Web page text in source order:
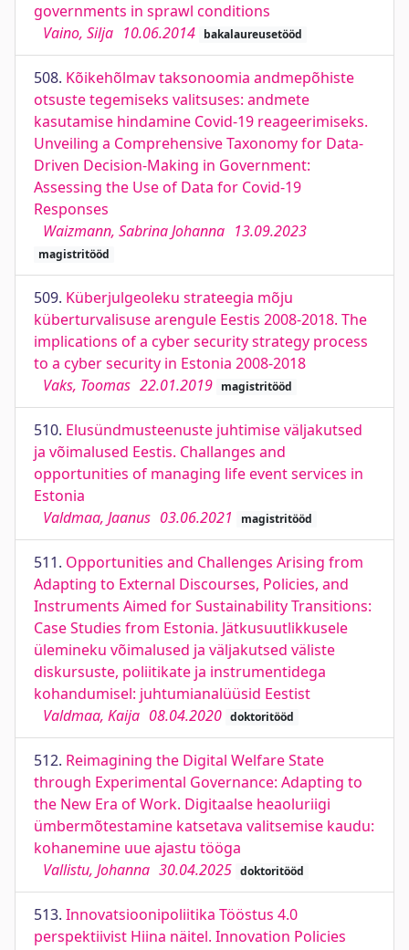
governments in sprawl conditions
Vaino, Silja 10.06.2014 bakalaureusetööd
508. Kõikehõlmav taksonoomia andmepõhiste
otsuste tegemiseks valitsuses: andmete
kasutamise hindamine Covid-19 reageerimiseks.
Unveiling a Comprehensive Taxonomy for Data-
Driven Decision-Making in Government:
Assessing the Use of Data for Covid-19
Responses
Waizmann, Sabrina Johanna 13.09.2023
magistritööd
509. Küberjulgeoleku strateegia mõju
küberturvalisuse arengule Eestis 2008-2018. The
implications of a cyber security strategy process
to a cyber security in Estonia 2008-2018
Vaks, Toomas 22.01.2019 magistritööd
510. Elusündmusteenuste juhtimise väljakutsed
ja võimalused Eestis. Challanges and
opportunities of managing life event services in
Estonia
Valdmaa, Jaanus 03.06.2021 magistritööd
511. Opportunities and Challenges Arising from
Adapting to External Discourses, Policies, and
Instruments Aimed for Sustainability Transitions:
Case Studies from Estonia. Jätkusuutlikkusele
ülemineku võimalused ja väljakutsed väliste
diskursuste, poliitikate ja instrumentidega
kohandumisel: juhtumianalüüsid Eestist
Valdmaa, Kaija 08.04.2020 doktoritööd
512. Reimagining the Digital Welfare State
through Experimental Governance: Adapting to
the New Era of Work. Digitaalse heaoluriigi
ümbermõtestamine katsetava valitsemise kaudu:
kohanemine uue ajastu tööga
Vallistu, Johanna 30.04.2025 doktoritööd
513. Innovatsioonipoliitika Tööstus 4.0
perspektiivist Hiina näitel. Innovation Policies